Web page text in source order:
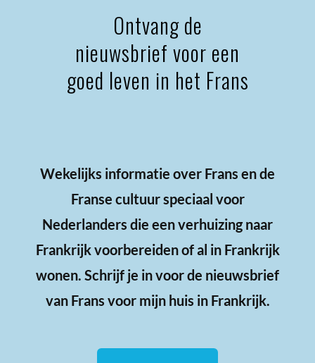
Ontvang de
nieuwsbrief voor een
goed leven in het Frans
Wekelijks informatie over Frans en de
Franse cultuur speciaal voor
Nederlanders die een verhuizing naar
Frankrijk voorbereiden of al in Frankrijk
wonen. Schrijf je in voor de nieuwsbrief
van Frans voor mijn huis in Frankrijk.